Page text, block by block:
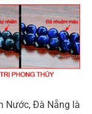
Nước, Đà Nẵng là